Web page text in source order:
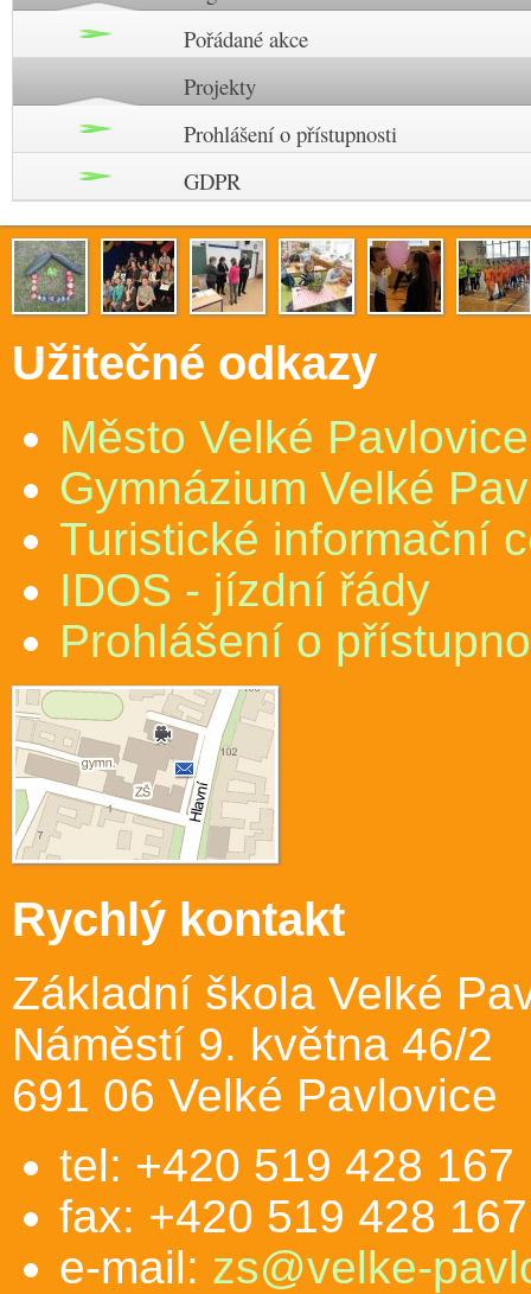
Pořádané akce
Projekty
Prohlášení o přístupnosti
GDPR
Užitečné odkazy
Město Velké Pavlovice
Gymnázium Velké
Turistické informační
IDOS - jízdní řády
Prohlášení o
Rychlý kontakt
Základní škola Velké
Náměstí 9. května 46/2
691 06 Velké Pavlovice
tel: +420 519 428 167
fax: +420 519 428 167
e-mail: zs@velke-